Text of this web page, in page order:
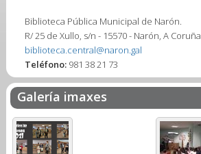
Biblioteca Pública Municipal de Narón.
R/ 25 de Xullo, s/n - 15570 - Narón, A Coruña
biblioteca.central@naron.gal
Teléfono:981 38 21 73
Galería imaxes